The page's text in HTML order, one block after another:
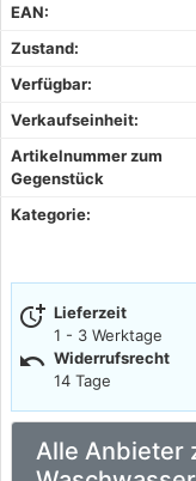
EAN:
Zustand:
Verfügbar:
Verkaufseinheit:
Artikelnummer zum
Gegenstück
Kategorie:
more_time Lieferzeit
1 - 3 Werktage
undo Widerrufsrecht
14 Tage
Alle Anbieter